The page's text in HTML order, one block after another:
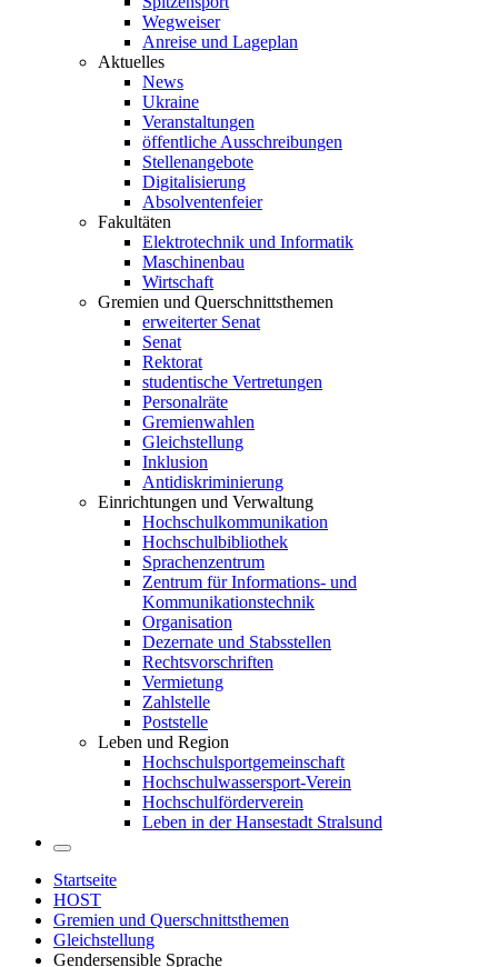
Wegweiser
Anreise und Lageplan
Aktuelles
News
Ukraine
Veranstaltungen
öffentliche Ausschreibungen
Stellenangebote
Digitalisierung
Absolventenfeier
Fakultäten
Elektrotechnik und Informatik
Maschinenbau
Wirtschaft
Gremien und Querschnittsthemen
erweiterter Senat
Senat
Rektorat
studentische Vertretungen
Personalräte
Gremienwahlen
Gleichstellung
Inklusion
Antidiskriminierung
Einrichtungen und Verwaltung
Hochschulkommunikation
Hochschulbibliothek
Sprachenzentrum
Zentrum für Informations- und
Kommunikationstechnik
Organisation
Dezernate und Stabsstellen
Rechtsvorschriften
Vermietung
Zahlstelle
Poststelle
Leben und Region
Hochschulsportgemeinschaft
Hochschulwassersport-Verein
Hochschulförderverein
Leben in der Hansestadt Stralsund
Startseite
HOST
Gremien und Querschnittsthemen
Gleichstellung
Gendersensible Sprache